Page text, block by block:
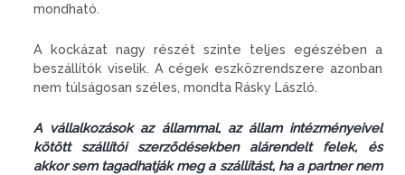
mondható.
A kockázat nagy részét szinte teljes egészében a
beszállítók viselik. A cégek eszközrendszere azonban
nem túlságosan széles, mondta Rásky László.
A vállalkozások az állammal, az állam intézményeivel
kötött szállítói szerződésekben alárendelt felek, és
akkor sem tagadhatják meg a szállítást, ha a partner nem